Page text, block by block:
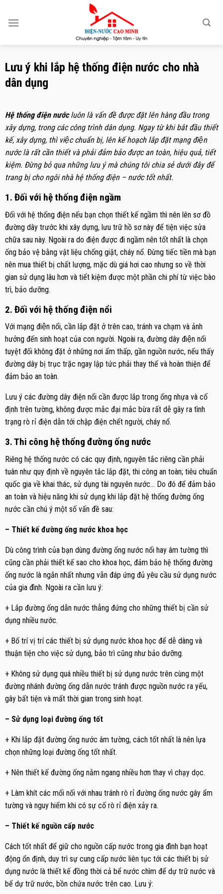
Lưu ý khi lắp hệ thống điện nước cho nhà
dân dụng
Hệ thống điện nướcluôn là vấn đề được đặt lên hàng đầu trong
xây dựng, trong các công trình dân dụng. Ngay từ khi bắt đầu thiết
kế, xây dựng, thì việc chuẩn bị, lên kế hoạch lắp đặt mạng điện
nước là rất cần thiết và phải đảm bảo được an toàn, hiệu quả, tiết
kiệm. Đừng bỏ qua những lưu ý mà chúng tôi chia sẻ dưới đây để
trang bị cho ngôi nhà hệ thống điện – nước tốt nhất.
1. Đối với hệ thống điện ngầm
Đối với hệ thống điện nếu bạn chọn thiết kế ngầm thì nên lên sơ đồ
đường dây trước khi xây dựng, lưu trữ hồ sơ này để tiện việc sửa
chữa sau này. Ngoài ra do điện được đi ngầm nên tốt nhất là chọn
ống bảo vệ bằng vật liệu chống giật, cháy nổ. Đừng tiếc tiền mà bạn
nên mua thiết bị chất lượng, mặc dù giá hơi cao nhưng so về thời
gian sử dụng lâu hơn và tiết kiệm được một phần chi phí từ việc bào
trì, bảo dưỡng.
2. Đối với hệ thống điện nổi
Với mạng điện nổi, cần lắp đặt ở trên cao, tránh va chạm và ảnh
hưởng đến sinh hoạt của con người. Ngoài ra, đường dây điện nổi
tuyệt đối không đặt ở những nơi ẩm thấp, gần nguồn nước, nếu thấy
đường dây bị trục trặc ngay lập tức phải thay thế và hoàn thiện để
đảm bảo an toàn.
Lưu ý các đường dây điện nổi cần được lắp trong ống nhựa và cố
định trên tường, không được mắc đại mắc bừa rất dễ gây ra tình
trạng rò rỉ điện dẫn tới chập điện chết người, cháy nổ.
3. Thi công hệ thống đường ống nước
Riêng hệ thống nước có các quy định, nguyên tắc riêng cần phải
tuân như quy định về nguyên tắc lắp đặt, thi công an toàn; tiêu chuẩn
quốc gia về khai thác, sử dụng tài nguyên nước… Do đó để đảm bảo
an toàn và hiệu năng khi sử dụng khi lắp đặt hệ thống đường ống
nước cần chú ý một số vấn đề sau:
– Thiết kế đường ống nước khoa học
Dù công trình của bạn dùng đường ống nước nổi hay âm tường thì
cũng cần phải thiết kế sao cho khoa học, đảm bảo hệ thống đường
ống nước là ngắn nhất nhưng vẫn đáp ứng đủ yêu cầu sử dụng nước
của gia đình. Ngoài ra cần lưu ý:
+ Lắp đường ống dẫn nước thẳng đứng cho những thiết bị cần sử
dụng nhiều nước.
+ Bố trí vị trí các thiết bị sử dụng nước khoa học để dễ dàng và
thuận tiện cho việc sử dụng, bảo trì cũng như bảo dưỡng.
+ Không sử dụng quá nhiều thiết bị sử dụng nước trên cùng một
đường nhánh đường ống dẫn nước tránh được nguồn nước ra yếu,
gây bất tiện và mất thời gian trong sinh hoạt.
– Sử dụng loại đường ống tốt
+ Khi lắp đặt đường ống nước âm tường, cách tốt nhất là nên lựa
chọn những loại đường ống tốt nhất.
+ Nên thiết kế đường ống nằm ngang nhiều hơn thay vì chạy dọc.
+ Làm khít các mối nối với nhau tránh rò rỉ đường ống nước gây ẩm
tường và nguy hiểm khi có sự cố rò rỉ điện xảy ra.
– Thiết kế nguồn cấp nước
Cách tốt nhất để giữ cho nguồn cấp nước trong gia đình bạn hoạt
động ổn định, duy trì sự cung cấp nước liên tục tới các thiết bị sử
dụng nước là thiết kế đồng thời cả bể nước chìm để dự trữ nước và
bể dự trữ nước, bồn chứa nước trên cao. Lưu ý: